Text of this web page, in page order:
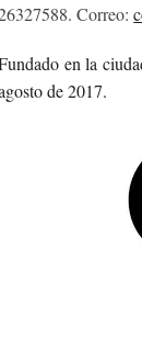
Correo:
en la
de 2017.